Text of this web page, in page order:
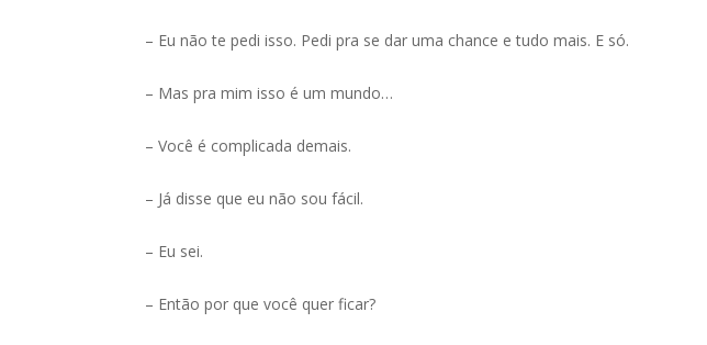
– Eu não te pedi isso. Pedi pra se dar uma chance e tudo mais. E só.
– Mas pra mim isso é um mundo…
– Você é complicada demais.
– Já disse que eu não sou fácil.
– Eu sei.
– Então por que você quer ficar?